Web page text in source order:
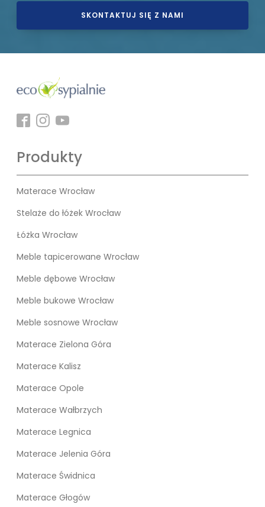
SKONTAKTUJ SIĘ Z NAMI
Produkty
Materace Wrocław
Stelaże do łóżek Wrocław
Łóżka Wrocław
Meble tapicerowane Wrocław
Meble dębowe Wrocław
Meble bukowe Wrocław
Meble sosnowe Wrocław
Materace Zielona Góra
Materace Kalisz
Materace Opole
Materace Wałbrzych
Materace Legnica
Materace Jelenia Góra
Materace Świdnica
Materace Głogów